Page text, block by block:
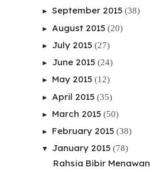
► September 2015 (38)
► August 2015 (20)
► July 2015 (27)
► June 2015 (24)
► May 2015 (12)
► April 2015 (35)
► March 2015 (50)
► February 2015 (38)
▼ January 2015 (78)
Rahsia Bibir Menawan